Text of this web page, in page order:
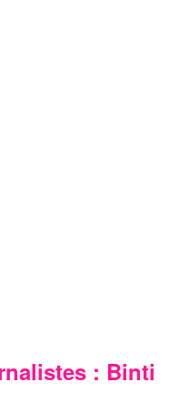
: Binti